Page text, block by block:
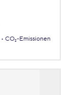
CO₂-Emissionen